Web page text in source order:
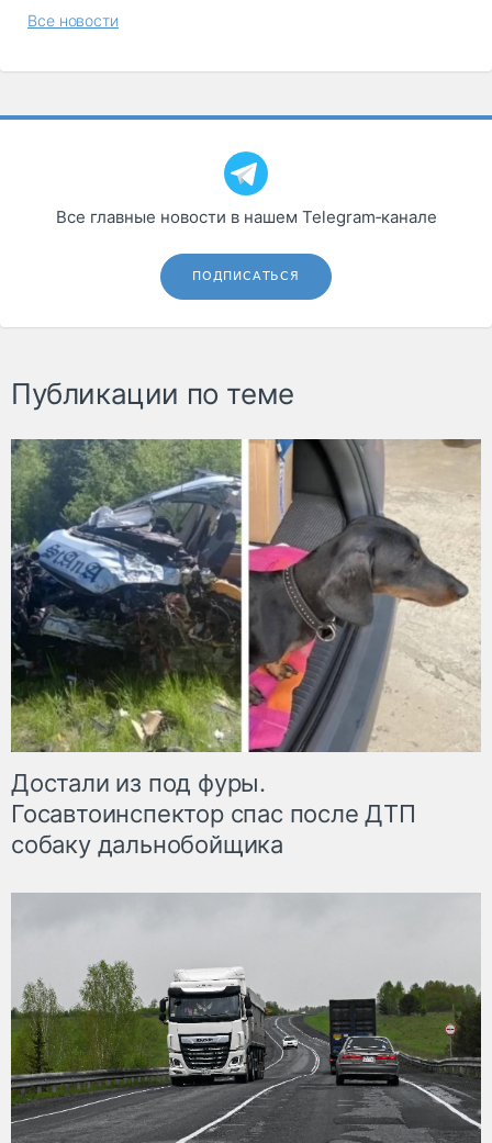
Все новости
Все главные новости в нашем Telegram‑канале
ПОДПИСАТЬСЯ
Публикации по теме
Достали из под фуры.
Госавтоинспектор спас после ДТП
собаку дальнобойщика